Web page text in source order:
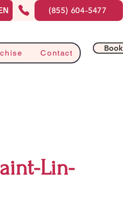
Contact
(855) 604-5477
Lin-